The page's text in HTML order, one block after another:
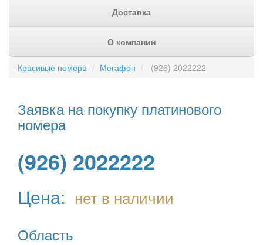
Доставка
О компании
Красивые номера Мегафон (926) 2022222
Заявка на покупку платинового
номера
(926) 2022222
Цена: нет в наличии
Область